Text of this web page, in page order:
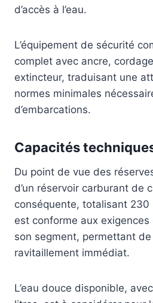
d’accès à l’eau.
L’équipement de sécurité
complet avec ancre,
extincteur, traduisant une
normes minimales
d’embarcations.
Capacités
Du point de vue des
d’un réservoir carburant de
conséquente, totalisant
est conforme aux exigences
son segment, permettant
ravitaillement immédiat.
L’eau douce disponible,